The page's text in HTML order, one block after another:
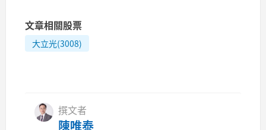
文章相關股票
大立光(3008)
撰文者
陳唯泰